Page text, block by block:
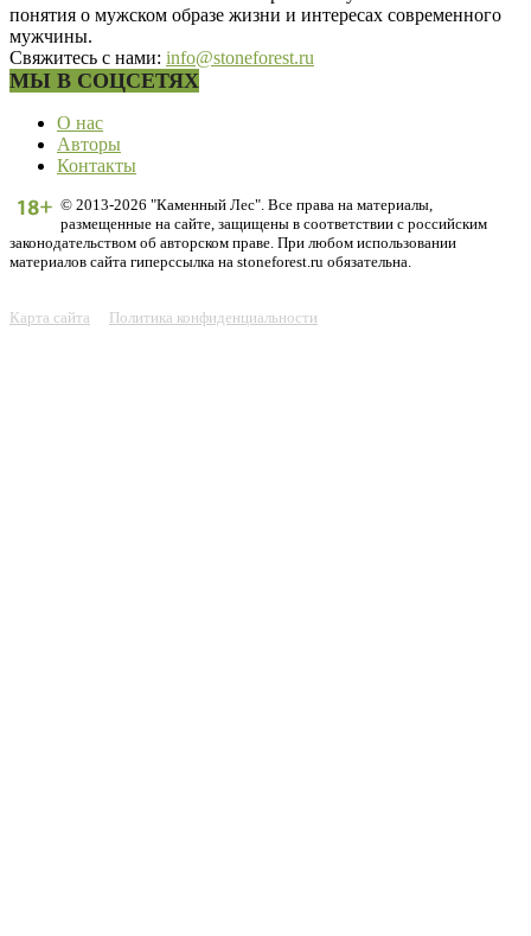
понятия о мужском образе жизни и интересах современного
мужчины.
Свяжитесь с нами: info@stoneforest.ru
МЫ В СОЦСЕТЯХ
О нас
Авторы
Контакты
© 2013-2026 "Каменный Лес". Все права на материалы,
размещенные на сайте, защищены в соответствии с российским
законодательством об авторском праве. При любом использовании
материалов сайта гиперссылка на stoneforest.ru обязательна.
Карта сайта Политика конфиденциальности